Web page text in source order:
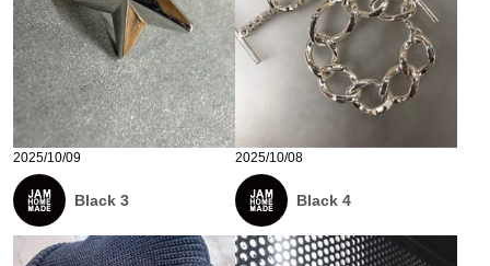
2025/10/09
Black 3
2025/10/08
Black 4